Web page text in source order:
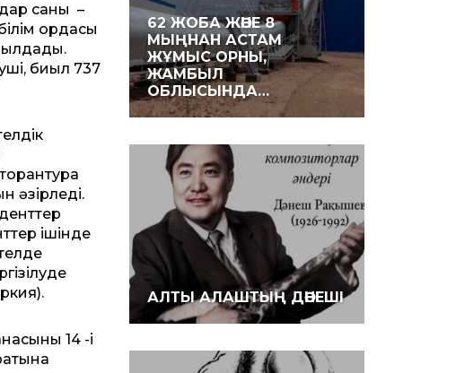
саны –
ордасы
биыл 737
әзірледі.
ішінде
14 -і
62 ЖОБА ЖӘНЕ 8
МЫҢНАН АСТАМ
ЖҰМЫС ОРНЫ,
ЖАМБЫЛ
ОБЛЫСЫНДА…
АЛТЫ АЛАШТЫҢ ДӘНЕШІ